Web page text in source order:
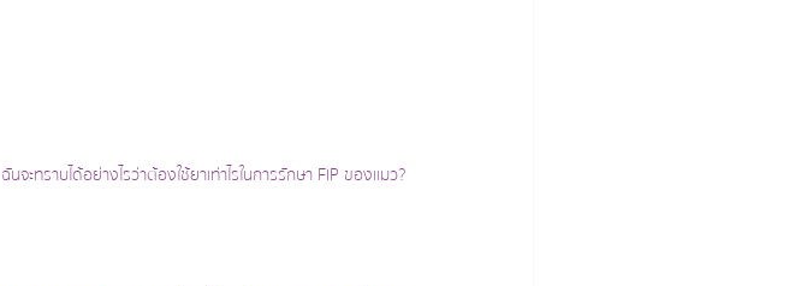
ฉันจะทราบได้อย่างไรว่าต้องใช้ยาเท่าไรในการรักษา FIP ของแมว?